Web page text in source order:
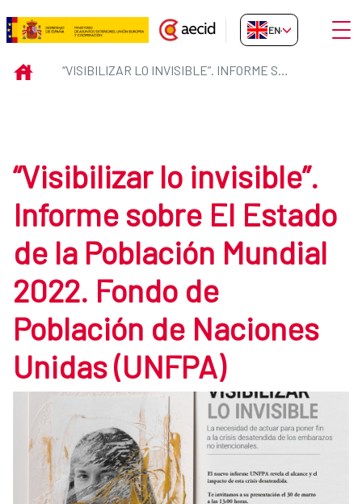
Skip to Main Content
“Visibilizar lo invisible”. Informe
EN-GB
INICIO “VISIBILIZAR LO INVISIBLE”. INFORME SOBRE EL ESTADO DE LA POBLACIÓN MUNDIAL 2022. FONDO DE POBLACIÓN DE NACIONES UNIDAS (UNFPA)
“Visibilizar lo invisible”.
Informe sobre El Estado
de la Población Mundial
2022. Fondo de
Población de Naciones
Unidas (UNFPA)